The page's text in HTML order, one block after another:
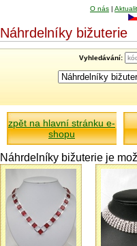
O nás |
Náhrdelníky bižuterie
Vyhledávání:
zpět na hlavní stránku e-
shopu
Náhrdelníky bižuterie je